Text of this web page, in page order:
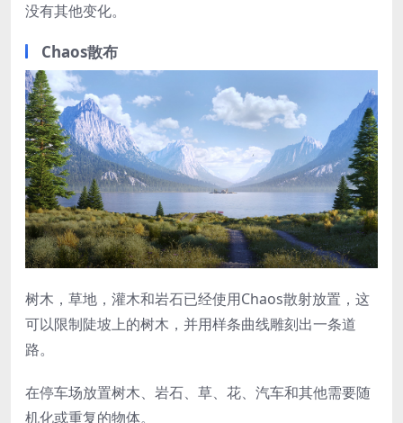
没有其他变化。
Chaos散布
树木，草地，灌木和岩石已经使用Chaos散射放置，这
可以限制陡坡上的树木，并用样条曲线雕刻出一条道
路。
在停车场放置树木、岩石、草、花、汽车和其他需要随
机化或重复的物体。